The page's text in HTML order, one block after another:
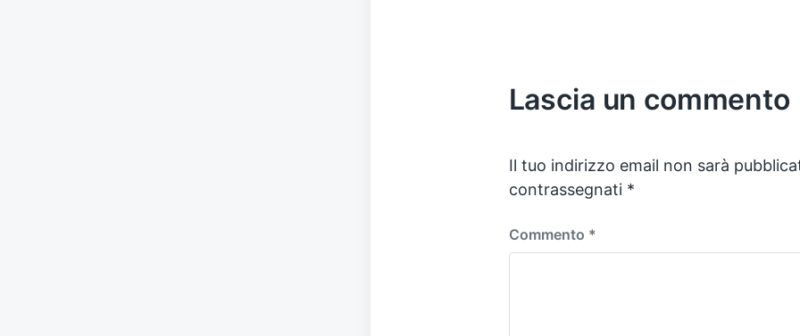
Lascia un commento
Il tuo indirizzo email non sarà
contrassegnati *
Commento *